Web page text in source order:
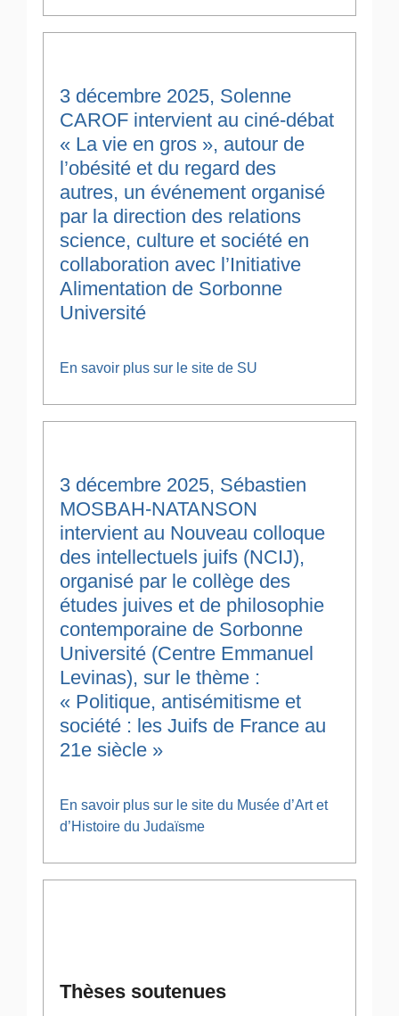
3 décembre 2025, Solenne
CAROF intervient au ciné-débat
« La vie en gros », autour de
l’obésité et du regard des
autres, un événement organisé
par la direction des relations
science, culture et société en
collaboration avec l’Initiative
Alimentation de Sorbonne
Université
En savoir plus sur le site de SU
3 décembre 2025, Sébastien
MOSBAH-NATANSON
intervient au Nouveau colloque
des intellectuels juifs (NCIJ),
organisé par le collège des
études juives et de philosophie
contemporaine de Sorbonne
Université (Centre Emmanuel
Levinas), sur le thème :
« Politique, antisémitisme et
société : les Juifs de France au
21e siècle »
En savoir plus sur le site du Musée d’Art et
d’Histoire du Judaïsme
Thèses soutenues